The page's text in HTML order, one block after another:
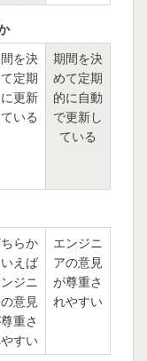
を決
定期
更新
いる
期間を決
めて定期
的に自動
で更新し
ている
らか
えば
ジニ
意見
重さ
すい
エンジニ
アの意見
が尊重さ
れやすい